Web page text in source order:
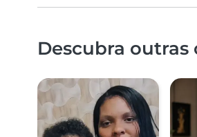
Descubra outras